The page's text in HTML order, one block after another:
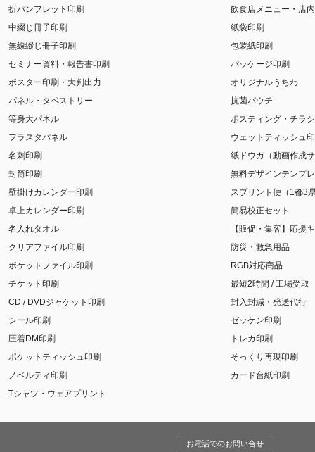
折パンフレット印刷
中綴じ冊子印刷
無線綴じ冊子印刷
セミナー資料・報告書印刷
ポスター印刷・大判出力
パネル・タペストリー
等身大パネル
フラスタパネル
名刺印刷
封筒印刷
壁掛けカレンダー印刷
卓上カレンダー印刷
名入れタオル
クリアファイル印刷
ポケットファイル印刷
チケット印刷
CD / DVDジャケット印刷
シール印刷
圧着DM印刷
ポケットティッシュ印刷
ノベルティ印刷
Tシャツ・ウェアプリント
飲食店メニュー・店
紙袋印刷
包装紙印刷
パッケージ印刷
オリジナルうちわ
抗菌パウチ
ポスティング・チラ
ウェットティッシュ
紙ドウガ（動画作成
無料デザインテンプ
スプリント便（1都3
簡易校正セット
【販促・集客】応援
防災・救急用品
RGB対応商品
最短2時間 / 工場受取
封入封緘・発送代行
ゼッケン印刷
トレカ印刷
そっくり再現印刷
カード台紙印刷
お電話でのお問い合せ